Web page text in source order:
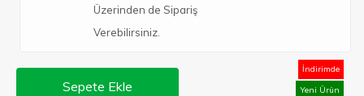
Üzerinden de Sipariş
Verebilirsiniz.
Sepete Ekle
İndirimde
Yeni Ürün